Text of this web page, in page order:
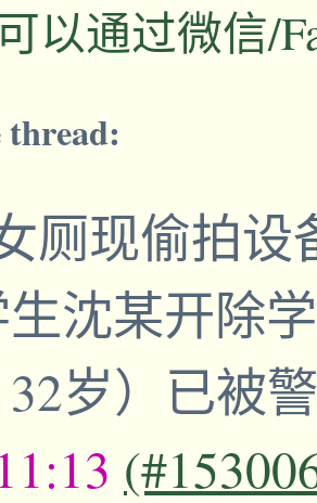
以通过微信/
thread:
厕现偷拍
沈某开除
32岁）已被